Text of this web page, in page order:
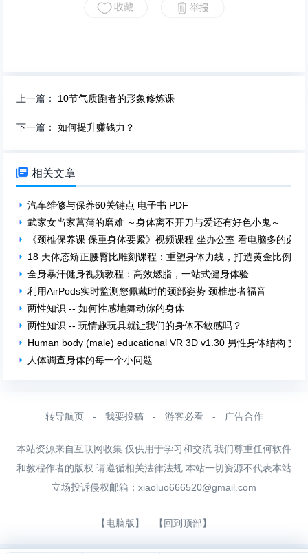
上一篇： 10节气质跑者的形象修炼课
下一篇：如何提升赚钱力？
 相关文章
汽车维修与保养60关键点 电子书 PDF
武家女当家菖蒲的磨难 ～身体离不开刀与爱还有好色小鬼～
《颈椎保养课 保重身体要紧》视频课程 坐办公室 看电脑多的必
18 天体态矫正腰臀比雕刻课程：重塑身体力线，打造黄金比例！
全身暴汗健身视频教程：高效燃脂，一站式健身体验
利用AirPods实时监测您佩戴时的颈部姿势 颈椎患者福音
两性知识 -- 如何性感地舞动你的身体
两性知识 -- 玩情趣玩具就让我们的身体不敏感吗？
Human body (male) educational VR 3D v1.30 男性身体结构 支
人体调查身体的每一个小问题
转导航页 - 我要投稿 - 游客必看 - 广告合作
本站资源来自互联网收集 仅供用于学习和交流 我们尊重任何软件
和教程作者的版权 请遵循相关法律法规 本站一切资源不代表本站
立场投诉侵权邮箱： xiaoluo666520@gmail.com
【电脑版】 【回到顶部】